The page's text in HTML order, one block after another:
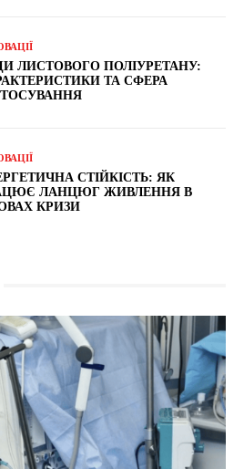
ЛИСТОВОГО ПОЛІУРЕТАНУ:
ТА СФЕРА
СТІЙКІСТЬ: ЯК
ЛАНЦЮГ ЖИВЛЕННЯ В
КРИЗИ